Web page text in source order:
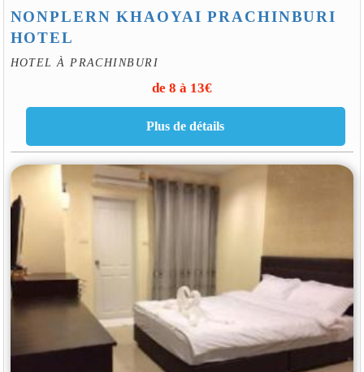
NONPLERN KHAOYAI PRACHINBURI
HOTEL
HOTEL À PRACHINBURI
de 8 à 13€